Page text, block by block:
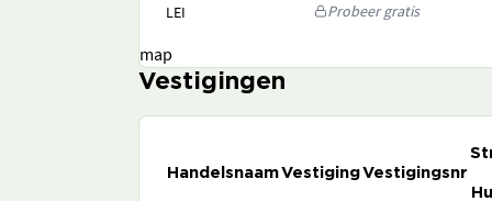
LEI
Probeer gratis
map
Vestigingen
HandelsnaamVestigingVestigingsnr